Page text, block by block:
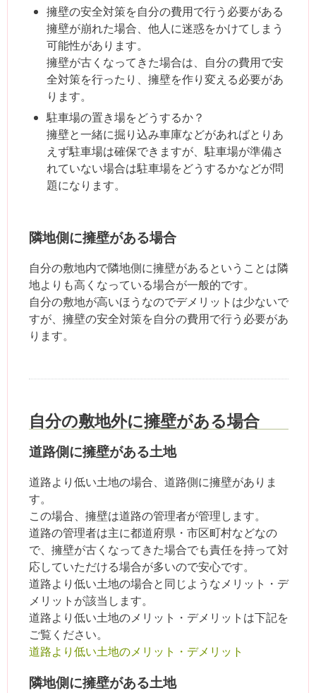
擁壁の安全対策を自分の費用で行う必要がある
擁壁が崩れた場合、他人に迷惑をかけてしまう
可能性があります。
擁壁が古くなってきた場合は、自分の費用で安
全対策を行ったり、擁壁を作り変える必要があ
ります。
駐車場の置き場をどうするか？
擁壁と一緒に掘り込み車庫などがあればとりあ
えず駐車場は確保できますが、駐車場が準備さ
れていない場合は駐車場をどうするかなどが問
題になります。
隣地側に擁壁がある場合
自分の敷地内で隣地側に擁壁があるということは隣
地よりも高くなっている場合が一般的です。
自分の敷地が高いほうなのでデメリットは少ないで
すが、擁壁の安全対策を自分の費用で行う必要があ
ります。
自分の敷地外に擁壁がある場合
道路側に擁壁がある土地
道路より低い土地の場合、道路側に擁壁がありま
す。
この場合、擁壁は道路の管理者が管理します。
道路の管理者は主に都道府県・市区町村などなの
で、擁壁が古くなってきた場合でも責任を持って対
応していただける場合が多いので安心です。
道路より低い土地の場合と同じようなメリット・デ
メリットが該当します。
道路より低い土地のメリット・デメリットは下記を
ご覧ください。
道路より低い土地のメリット・デメリット
隣地側に擁壁がある土地